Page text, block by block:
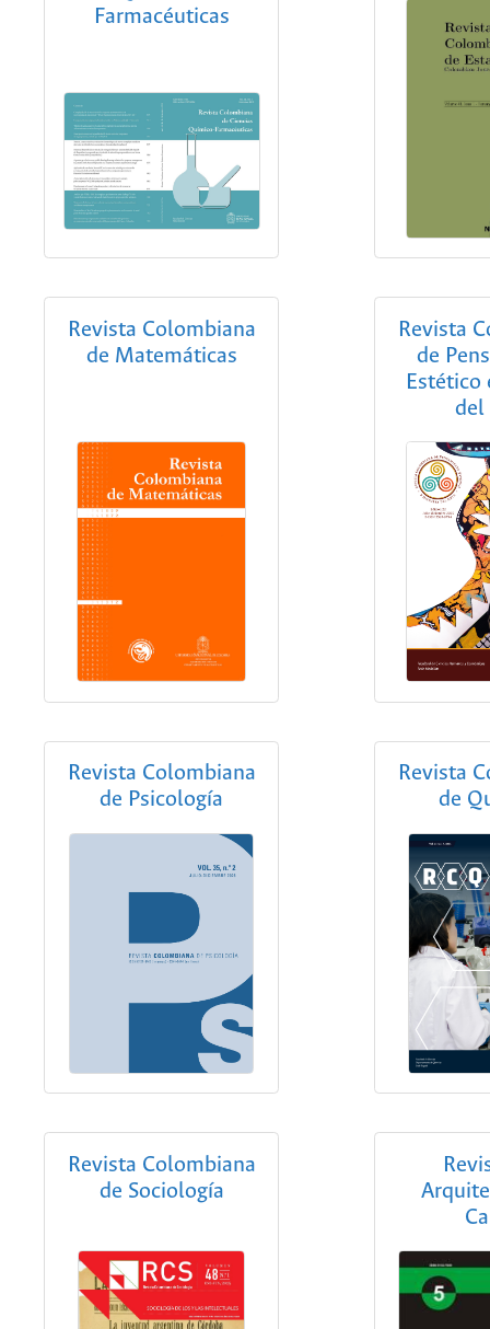
Farmacéuticas
Revista Colombiana
de Matemáticas
Revista
de
Estético
del
Revista Colombiana
de Psicología
Revista
de
Revista Colombiana
de Sociología